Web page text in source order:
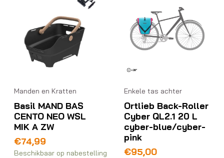
Manden en Kratten
Basil MAND BAS
CENTO NEO WSL
MIK A ZW
€74,99
Beschikbaar op nabestelling
Enkele tas achter
Ortlieb Back-Roller
Cyber QL2.1 20 L
cyber-blue/cyber-
pink
€95,00